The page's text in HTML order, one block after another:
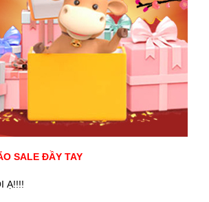
SALE ĐẦY TAY
Ạ!!!!